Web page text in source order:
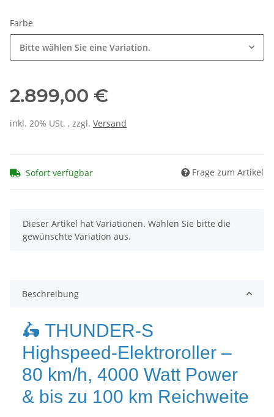
Farbe
Bitte wählen Sie eine Variation.
2.899,00 €
inkl. 20% USt. , zzgl. Versand
Sofort verfügbar Frage zum Artikel
x
Dieser Artikel hat Variationen. Wählen Sie bitte die
gewünschte Variation aus.
Beschreibung
🛵 THUNDER-S
Highspeed-Elektroroller –
80 km/h, 4000 Watt Power
& bis zu 100 km Reichweite